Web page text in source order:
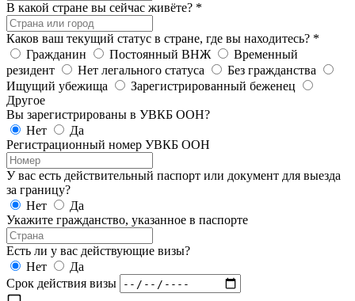
В какой стране вы сейчас живёте? *
Каков ваш текущий статус в стране, где вы находитесь? *
Гражданин
Постоянный ВНЖ
Временный
резидент
Нет легального статуса
Без гражданства
Ищущий убежища
Зарегистрированный беженец
Другое
Вы зарегистрированы в УВКБ ООН?
Нет
Да
Регистрационный номер УВКБ ООН
У вас есть действительный паспорт или документ для выезда
за границу?
Нет
Да
Укажите гражданство, указанное в паспорте
Есть ли у вас действующие визы?
Нет
Да
Срок действия визы